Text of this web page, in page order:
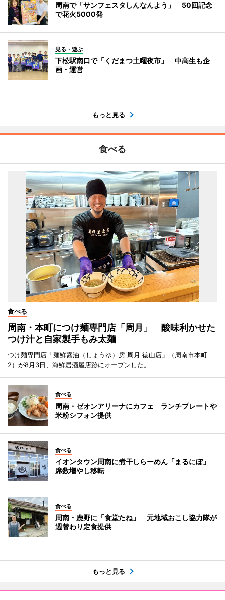
周南で「サンフェスタしんなんよう」 50回記念
で花火5000発
見る・遊ぶ
下松駅南口で「くだまつ土曜夜市」 中高生も企
画・運営
もっと見る
食べる
食べる
周南・本町につけ麺専門店「周月」 酸味利かせた
つけ汁と自家製手もみ太麺
つけ麺専門店「麺鮮醤油（しょうゆ）房 周月 徳山店」（周南市本町
2）が8月3日、海鮮居酒屋店跡にオープンした。
食べる
周南・ゼオンアリーナにカフェ ランチプレートや
米粉シフォン提供
食べる
イオンタウン周南に煮干しらーめん「まるにぼ」
席数増やし移転
食べる
周南・鹿野に「食堂たね」 元地域おこし協力隊が
週替わり定食提供
もっと見る